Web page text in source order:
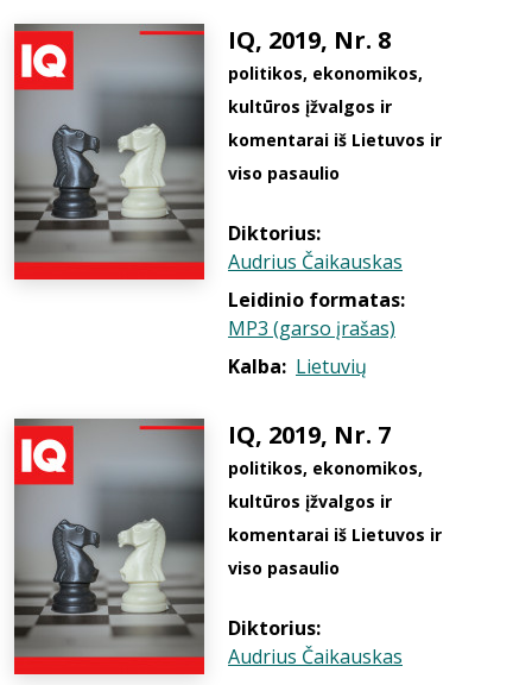
IQ, 2019, Nr. 8
politikos, ekonomikos,
kultūros įžvalgos ir
komentarai iš Lietuvos ir
viso pasaulio
Diktorius:
Audrius Čaikauskas
Leidinio formatas:
MP3 (garso įrašas)
Kalba: Lietuvių
IQ, 2019, Nr. 7
politikos, ekonomikos,
kultūros įžvalgos ir
komentarai iš Lietuvos ir
viso pasaulio
Diktorius:
Audrius Čaikauskas